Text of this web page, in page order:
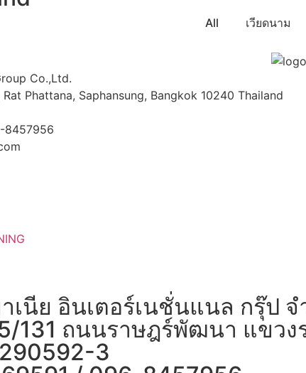
All เวียดนาม
Co.,Ltd.
Phattana, Saphansung, Bangkok 10240 Thailand
8457956
เนีย อินเตอร์เนชั่นแนล กรุ๊ป จ
131 ถนนราษฎร์พัฒนา แขว
3